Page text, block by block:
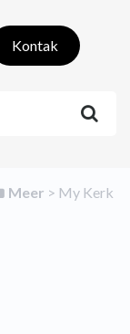
Kontak
​Meer ​ > ​ ​My Kerk